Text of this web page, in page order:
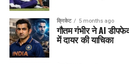
क्रिकेट 5 months ago
गौतम गंभीर ने AI
में दायर की याचिका